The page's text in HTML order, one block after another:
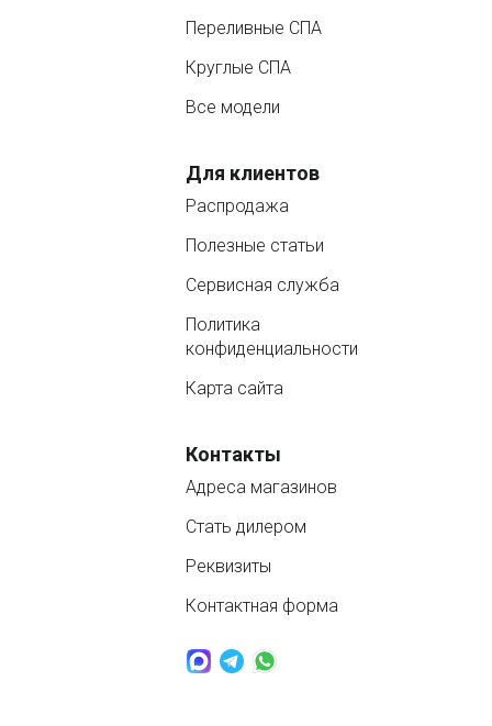
Переливные СПА
Круглые СПА
Все модели
Для клиентов
Распродажа
Полезные статьи
Сервисная служба
Политика
конфиденциальности
Карта сайта
Контакты
Адреса магазинов
Стать дилером
Реквизиты
Контактная форма